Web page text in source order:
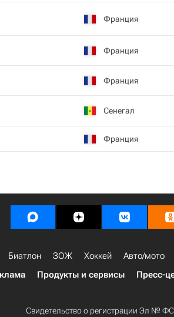
Франция
Франция
Франция
Сенегал
Франция
Биатлон ЗОЖ Хоккей Авто/мото
Продукты и сервисы Пресс-
Свидетельство о регистрации Эл №